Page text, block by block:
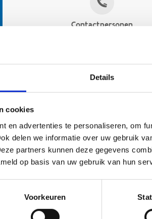
Details
cookies
en advertenties te personaliseren, om
delen we informatie over uw gebruik
partners kunnen deze gegevens
op basis van uw gebruik van hun
Voorkeuren
Contactpersonen